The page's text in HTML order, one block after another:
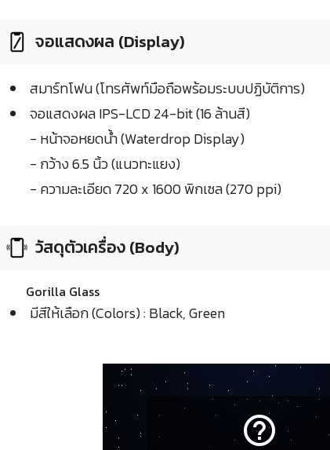
จอแสดงผล (Display)
สมาร์ทโฟน (โทรศัพท์มือถือพร้อมระบบปฏิบัติการ)
จอแสดงผล IPS-LCD 24-bit (16 ล้านสี)
- หน้าจอหยดน้ำ (Waterdrop Display)
- กว้าง 6.5 นิ้ว (แนวทะแยง)
- ความละเอียด 720 x 1600 พิกเซล (270 ppi)
วัสดุตัวเครื่อง (Body)
Gorilla Glass
มีสีให้เลือก (Colors) : Black, Green
help_outline